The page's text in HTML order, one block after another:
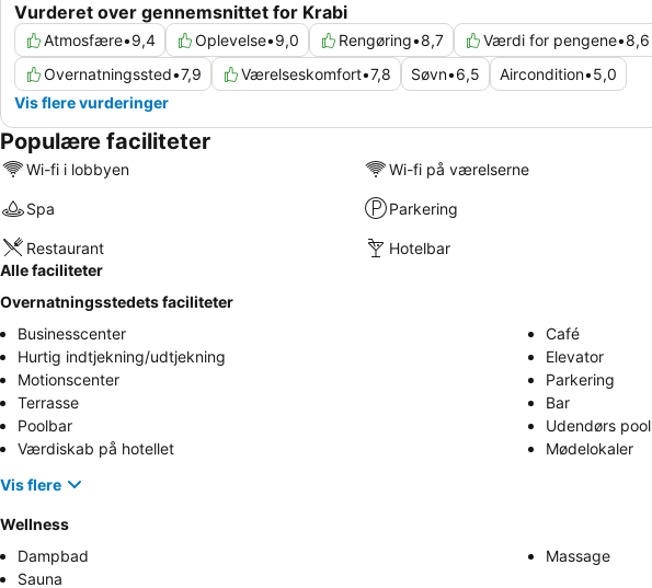
Vurderet over gennemsnittet for Krabi
Atmosfære•9,4 Oplevelse•9,0 Rengøring•8,7 Værdi for pengene•8,6
Overnatningssted•7,9 Værelseskomfort•7,8 Søvn•6,5 Aircondition•5,0
Vis flere vurderinger
Populære faciliteter
Wi-fi i lobbyen Wi-fi på værelserne
Spa Parkering
Restaurant Hotelbar
Alle faciliteter
Overnatningsstedets faciliteter
Businesscenter
Café
Hurtig indtjekning/udtjekning
Elevator
Motionscenter
Parkering
Terrasse
Bar
Poolbar
Udendørs pool
Værdiskab på hotellet
Mødelokaler
Vis flere
Wellness
Dampbad
Massage
Sauna